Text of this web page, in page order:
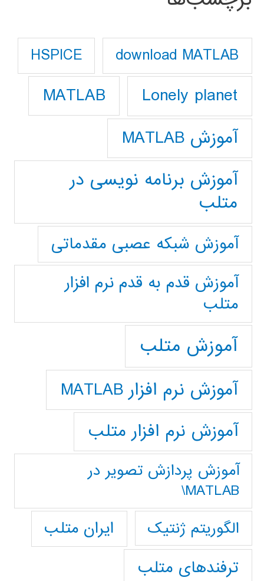
download MATLAB
HSPICE
Lonely planet
MATLAB
آموزش MATLAB
آموزش برنامه نویسی در
متلب
آموزش شبکه عصبی مقدماتی
آموزش قدم به قدم نرم افزار
متلب
آموزش متلب
آموزش نرم افزار MATLAB
آموزش نرم افزار متلب
آموزش پردازش تصوير در
MATLAB\
الگوریتم ژنتیک
ایران متلب
ترفندهای متلب